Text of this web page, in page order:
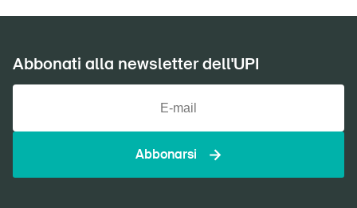
Abbonati alla newsletter dell'UPI
Abbonarsi